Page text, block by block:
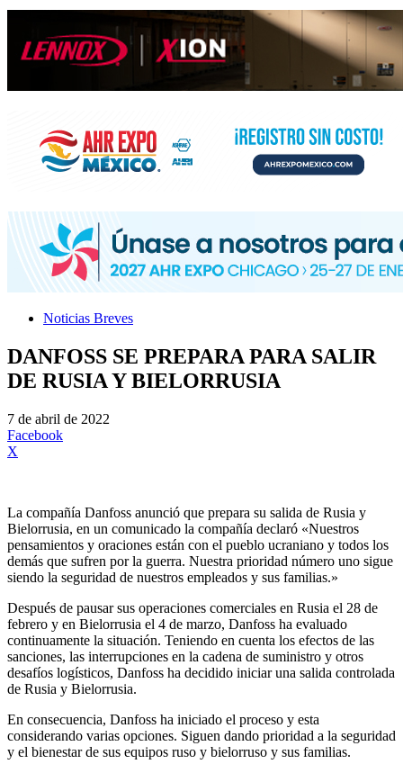
Noticias Breves
DANFOSS SE PREPARA PARA SALIR
DE RUSIA Y BIELORRUSIA
7 de abril de 2022
Facebook
X
La compañía Danfoss anunció que prepara su salida de Rusia y
Bielorrusia, en un comunicado la compañía declaró «Nuestros
pensamientos y oraciones están con el pueblo ucraniano y todos los
demás que sufren por la guerra. Nuestra prioridad número uno sigue
siendo la seguridad de nuestros empleados y sus familias.»
Después de pausar sus operaciones comerciales en Rusia el 28 de
febrero y en Bielorrusia el 4 de marzo, Danfoss ha evaluado
continuamente la situación. Teniendo en cuenta los efectos de las
sanciones, las interrupciones en la cadena de suministro y otros
desafíos logísticos, Danfoss ha decidido iniciar una salida controlada
de Rusia y Bielorrusia.
En consecuencia, Danfoss ha iniciado el proceso y esta
considerando varias opciones. Siguen dando prioridad a la seguridad
y el bienestar de sus equipos ruso y bielorruso y sus familias.